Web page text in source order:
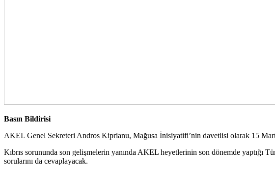
Basın Bildirisi
AKEL Genel Sekreteri Andros Kiprianu, Mağusa İnisiyatifi’nin davetlisi olarak 15 Mart
Kıbrıs sorununda son gelişmelerin yanında AKEL heyetlerinin son dönemde yaptığı
sorularını da cevaplayacak.